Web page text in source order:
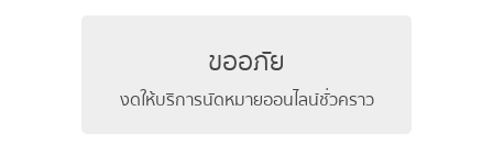
ขออภัย
งดให้บริการนัดหมายออนไลน์ชั่วคราว